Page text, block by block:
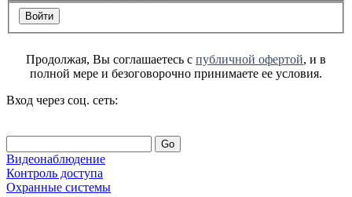
Продолжая, Вы соглашаетесь с публичной офертой, и в
полной мере и безоговорочно принимаете ее условия.
Вход через соц. сеть:
Go
Видеонаблюдение
Контроль доступа
Охранные системы